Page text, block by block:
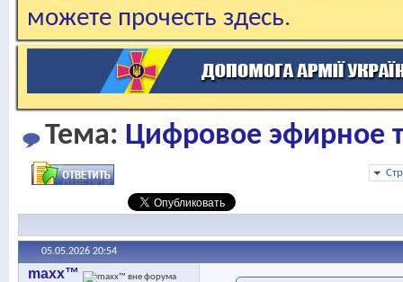
можете прочесть здесь.
Тема: Цифровое эфирное
05.05.2026 20:54
maxx™